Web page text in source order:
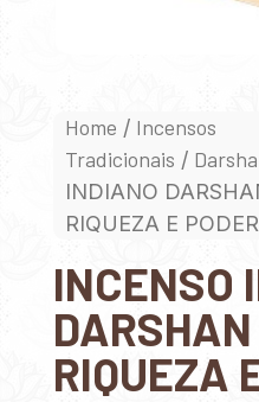
Home / Incensos
Tradicionais /
INDIANO
RIQUEZA E PODER
INCENSO
RIQUEZA